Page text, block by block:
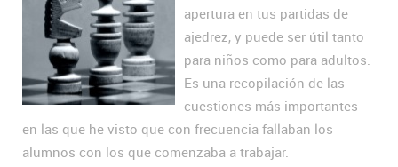
apertura en tus partidas de
ajedrez, y puede ser útil tanto
para niños como para adultos.
Es una recopilación de las
cuestiones más importantes
en las que he visto que con frecuencia fallaban los
alumnos con los que comenzaba a trabajar.